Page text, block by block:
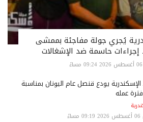
يُجري جولة مفاجئة بممشى
إجراءات حاسمة ضد الإشغالات
يودع قنصل عام اليونان بمناسبة
عمله